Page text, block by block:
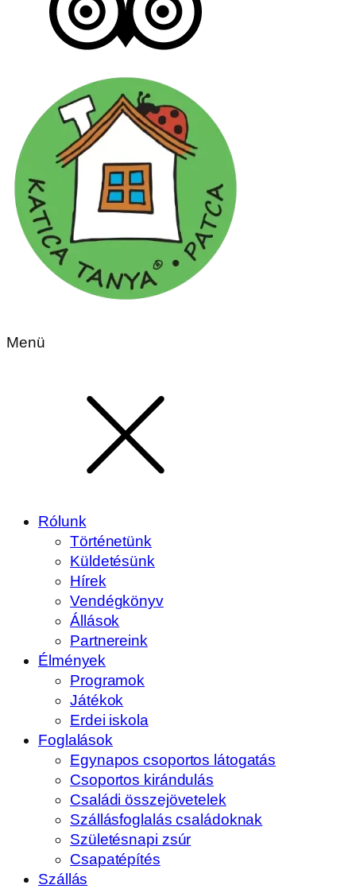
Menü
Rólunk
Történetünk
Küldetésünk
Hírek
Vendégkönyv
Állások
Partnereink
Élmények
Programok
Játékok
Erdei iskola
Foglalások
Egynapos csoportos látogatás
Csoportos kirándulás
Családi összejövetelek
Szállásfoglalás családoknak
Születésnapi zsúr
Csapatépítés
Szállás